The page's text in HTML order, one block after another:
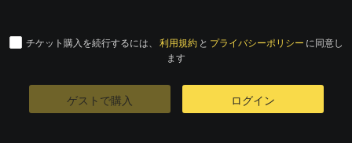
チケット購入を続行するには、 利用規約 と プライバシーポリシー に同意し
ます
ゲストで購入 ログイン